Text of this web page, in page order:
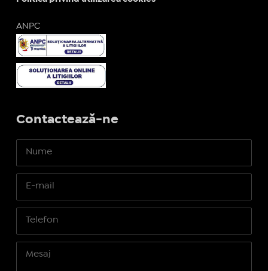
ANPC
Contactează-ne